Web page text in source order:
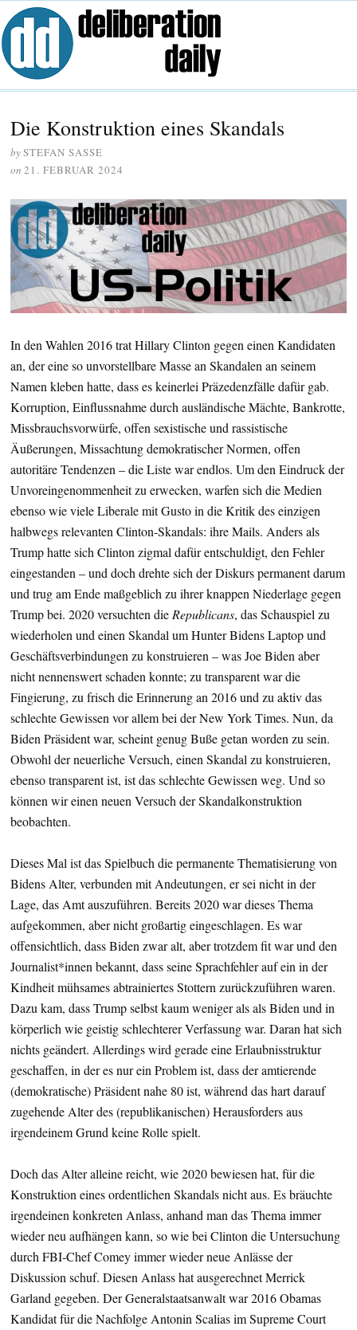
Die Konstruktion eines Skandals
bySTEFAN SASSE
on 21. FEBRUAR 2024
In den Wahlen 2016 trat Hillary Clinton gegen einen Kandidaten
an, der eine so unvorstellbare Masse an Skandalen an seinem
Namen kleben hatte, dass es keinerlei Präzedenzfälle dafür gab.
Korruption, Einflussnahme durch ausländische Mächte, Bankrotte,
Missbrauchsvorwürfe, offen sexistische und rassistische
Äußerungen, Missachtung demokratischer Normen, offen
autoritäre Tendenzen – die Liste war endlos. Um den Eindruck der
Unvoreingenommenheit zu erwecken, warfen sich die Medien
ebenso wie viele Liberale mit Gusto in die Kritik des einzigen
halbwegs relevanten Clinton-Skandals: ihre Mails. Anders als
Trump hatte sich Clinton zigmal dafür entschuldigt, den Fehler
eingestanden – und doch drehte sich der Diskurs permanent darum
und trug am Ende maßgeblich zu ihrer knappen Niederlage gegen
Trump bei. 2020 versuchten die Republicans, das Schauspiel zu
wiederholen und einen Skandal um Hunter Bidens Laptop und
Geschäftsverbindungen zu konstruieren – was Joe Biden aber
nicht nennenswert schaden konnte; zu transparent war die
Fingierung, zu frisch die Erinnerung an 2016 und zu aktiv das
schlechte Gewissen vor allem bei der New York Times. Nun, da
Biden Präsident war, scheint genug Buße getan worden zu sein.
Obwohl der neuerliche Versuch, einen Skandal zu konstruieren,
ebenso transparent ist, ist das schlechte Gewissen weg. Und so
können wir einen neuen Versuch der Skandalkonstruktion
beobachten.
Dieses Mal ist das Spielbuch die permanente Thematisierung von
Bidens Alter, verbunden mit Andeutungen, er sei nicht in der
Lage, das Amt auszuführen. Bereits 2020 war dieses Thema
aufgekommen, aber nicht großartig eingeschlagen. Es war
offensichtlich, dass Biden zwar alt, aber trotzdem fit war und den
Journalist*innen bekannt, dass seine Sprachfehler auf ein in der
Kindheit mühsames abtrainiertes Stottern zurückzuführen waren.
Dazu kam, dass Trump selbst kaum weniger als als Biden und in
körperlich wie geistig schlechterer Verfassung war. Daran hat sich
nichts geändert. Allerdings wird gerade eine Erlaubnisstruktur
geschaffen, in der es nur ein Problem ist, dass der amtierende
(demokratische) Präsident nahe 80 ist, während das hart darauf
zugehende Alter des (republikanischen) Herausforders aus
irgendeinem Grund keine Rolle spielt.
Doch das Alter alleine reicht, wie 2020 bewiesen hat, für die
Konstruktion eines ordentlichen Skandals nicht aus. Es bräuchte
irgendeinen konkreten Anlass, anhand man das Thema immer
wieder neu aufhängen kann, so wie bei Clinton die Untersuchung
durch FBI-Chef Comey immer wieder neue Anlässe der
Diskussion schuf. Diesen Anlass hat ausgerechnet Merrick
Garland gegeben. Der Generalstaatsanwalt war 2016 Obamas
Kandidat für die Nachfolge Antonin Scalias im Supreme Court